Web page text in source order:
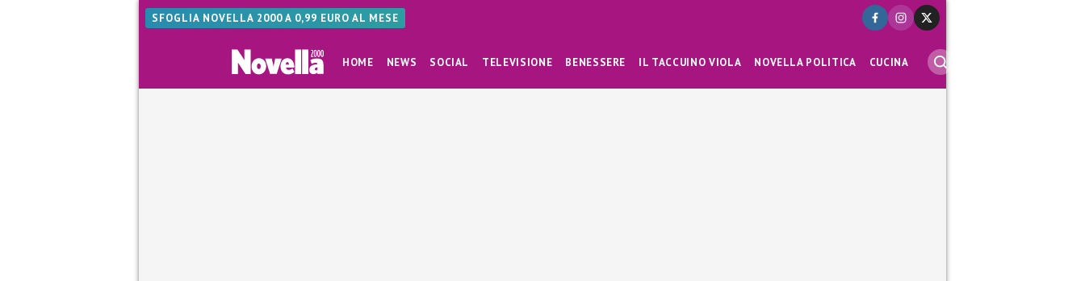
SFOGLIA NOVELLA 2000 A 0,99 EURO AL MESE
HOME NEWS SOCIAL TELEVISIONE BENESSERE IL TACCUINO VIOLA NOVELLA POLITICA CUCINA